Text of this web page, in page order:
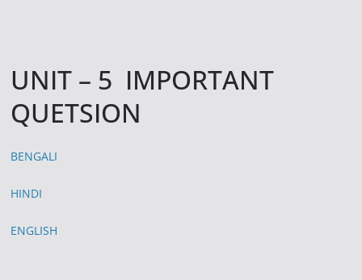
UNIT – 5 IMPORTANT
QUETSION
BENGALI
HINDI
ENGLISH